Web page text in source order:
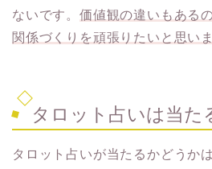
ないです。 価値観の違いもある
関係づくりを頑張りたいと思いま
タロット占いは当た
タロット占いが当たるかどうかは